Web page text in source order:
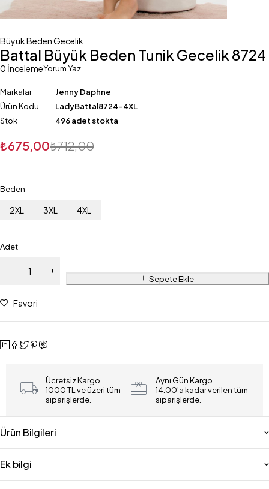
Büyük Beden Gecelik
Battal Büyük Beden Tunik Gecelik 8724
0 İncelemeYorum Yaz
Markalar
Jenny Daphne
Ürün Kodu
LadyBattal8724-4XL
Stok
496 adet stokta
₺712,00
₺675,00
Beden
2XL 3XL 4XL
Adet
Sepete Ekle
Favori
Ücretsiz Kargo
1000 TL ve üzeri tüm
siparişlerde.
Aynı Gün Kargo
14:00'a kadar verilen tüm
siparişlerde.
Ürün Bilgileri
Ek bilgi